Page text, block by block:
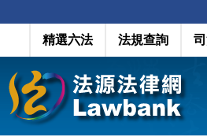
精選六法 法規查詢